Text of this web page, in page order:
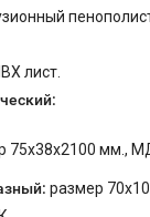
лист.
75х38х2100 мм.,
размер